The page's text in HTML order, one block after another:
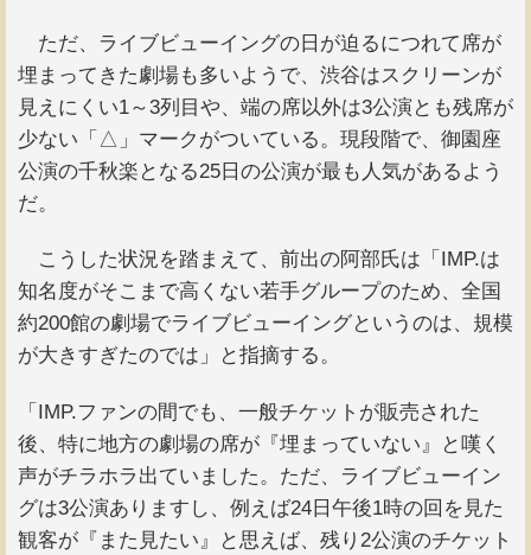
ただ、ライブビューイングの日が迫るにつれて席が
埋まってきた劇場も多いようで、渋谷はスクリーンが
見えにくい1～3列目や、端の席以外は3公演とも残席が
少ない「△」マークがついている。現段階で、御園座
公演の千秋楽となる25日の公演が最も人気があるよう
だ。
こうした状況を踏まえて、前出の阿部氏は「IMP.は
知名度がそこまで高くない若手グループのため、全国
約200館の劇場でライブビューイングというのは、規模
が大きすぎたのでは」と指摘する。
「IMP.ファンの間でも、一般チケットが販売された
後、特に地方の劇場の席が『埋まっていない』と嘆く
声がチラホラ出ていました。ただ、ライブビューイン
グは3公演ありますし、例えば24日午後1時の回を見た
観客が『また見たい』と思えば、残り2公演のチケット